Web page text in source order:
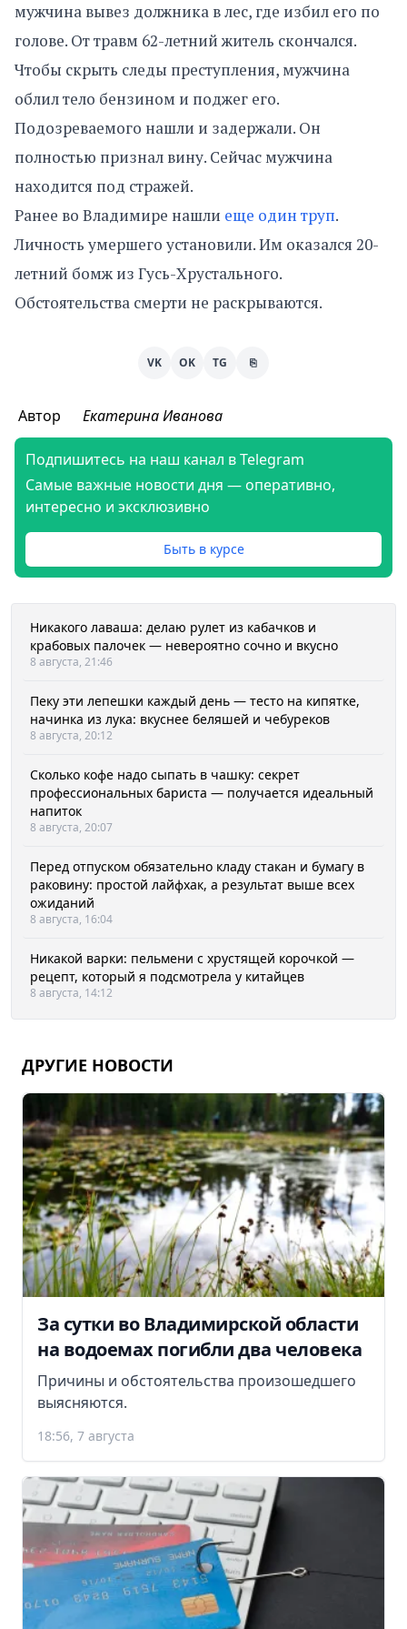
мужчина вывез должника в лес, где избил его по
голове. От травм 62-летний житель скончался.
Чтобы скрыть следы преступления, мужчина
облил тело бензином и поджег его.
Подозреваемого нашли и задержали. Он
полностью признал вину. Сейчас мужчина
находится под стражей.
Ранее во Владимире нашли еще один труп.
Личность умершего установили. Им оказался 20-
летний бомж из Гусь-Хрустального.
Обстоятельства смерти не раскрываются.
VK OK TG ⎘
Автор Екатерина Иванова
Подпишитесь на наш канал в Telegram
Самые важные новости дня — оперативно,
интересно и эксклюзивно
Быть в курсе
Никакого лаваша: делаю рулет из кабачков и
крабовых палочек — невероятно сочно и вкусно
8 августа, 21:46
Пеку эти лепешки каждый день — тесто на кипятке,
начинка из лука: вкуснее беляшей и чебуреков
8 августа, 20:12
Сколько кофе надо сыпать в чашку: секрет
профессиональных бариста — получается идеальный
напиток
8 августа, 20:07
Перед отпуском обязательно кладу стакан и бумагу в
раковину: простой лайфхак, а результат выше всех
ожиданий
8 августа, 16:04
Никакой варки: пельмени с хрустящей корочкой —
рецепт, который я подсмотрела у китайцев
8 августа, 14:12
ДРУГИЕ НОВОСТИ
За сутки во Владимирской области
на водоемах погибли два человека
Причины и обстоятельства произошедшего
выясняются.
18:56, 7 августа